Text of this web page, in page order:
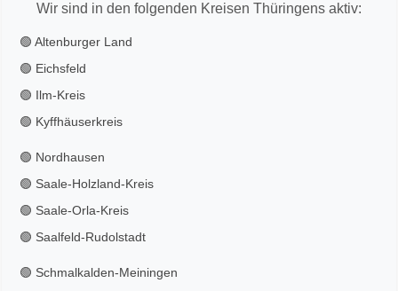
Wir sind in den folgenden Kreisen Thüringens aktiv:
🟢 Altenburger Land
🟢 Eichsfeld
🟢 Ilm-Kreis
🟢 Kyffhäuserkreis
🟢 Nordhausen
🟢 Saale-Holzland-Kreis
🟢 Saale-Orla-Kreis
🟢 Saalfeld-Rudolstadt
🟢 Schmalkalden-Meiningen